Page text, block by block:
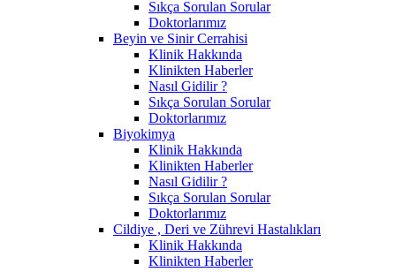
Sıkça Sorulan Sorular
Doktorlarımız
Beyin ve Sinir Cerrahisi
Klinik Hakkında
Klinikten Haberler
Nasıl Gidilir ?
Sıkça Sorulan Sorular
Doktorlarımız
Biyokimya
Klinik Hakkında
Klinikten Haberler
Nasıl Gidilir ?
Sıkça Sorulan Sorular
Doktorlarımız
Cildiye , Deri ve Zührevi Hastalıkları
Klinik Hakkında
Klinikten Haberler